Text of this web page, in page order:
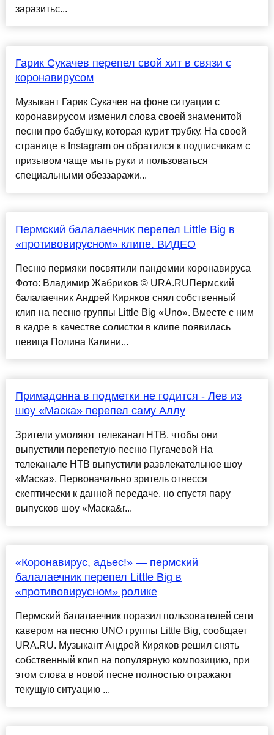
заразитьс...
Гарик Сукачев перепел свой хит в связи с
коронавирусом
Музыкант Гарик Сукачев на фоне ситуации с
коронавирусом изменил слова своей знаменитой
песни про бабушку, которая курит трубку. На своей
странице в Instagram он обратился к подписчикам с
призывом чаще мыть руки и пользоваться
специальными обеззаражи...
Пермский балалаечник перепел Little Big в
«противовирусном» клипе. ВИДЕО
Песню пермяки посвятили пандемии коронавируса
Фото: Владимир Жабриков © URA.RUПермский
балалаечник Андрей Киряков снял собственный
клип на песню группы Little Big «Uno». Вместе с ним
в кадре в качестве солистки в клипе появилась
певица Полина Калини...
Примадонна в подметки не годится - Лев из
шоу «Маска» перепел саму Аллу
Зрители умоляют телеканал НТВ, чтобы они
выпустили перепетую песню Пугачевой На
телеканале НТВ выпустили развлекательное шоу
«Маска». Первоначально зритель отнесся
скептически к данной передаче, но спустя пару
выпусков шоу «Маска&r...
«Коронавирус, адьес!» — пермский
балалаечник перепел Little Big в
«противовирусном» ролике
Пермский балалаечник поразил пользователей сети
кавером на песню UNO группы Little Big, сообщает
URA.RU. Музыкант Андрей Киряков решил снять
собственный клип на популярную композицию, при
этом слова в новой песне полностью отражают
текущую ситуацию ...